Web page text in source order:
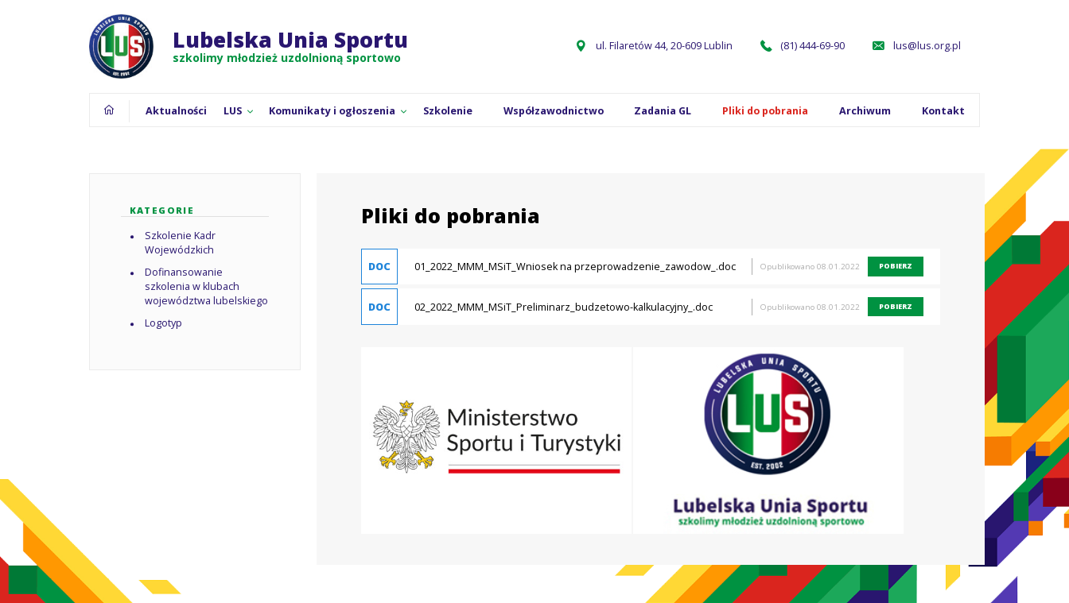
Lubelska Unia Sportu
szkolimy młodzież uzdolnioną sportowo
ul. Filaretów 44, 20-609 Lublin (81) 444-69-90 lus@lus.org.pl
Aktualności LUS Komunikaty i ogłoszenia Szkolenie Współzawodnictwo Zadania GL Pliki do pobrania Archiwum Kontakt
KATEGORIE
Szkolenie Kadr
Wojewódzkich
Dofinansowanie
szkolenia w klubach
województwa lubelskiego
Logotyp
Pliki do pobrania
DOC 01_2022_MMM_MSiT_Wniosek na przeprowadzenie_zawodow_.doc Opublikowano 08.01.2022 POBIERZ
DOC 02_2022_MMM_MSiT_Preliminarz_budzetowo-kalkulacyjny_.doc Opublikowano 08.01.2022 POBIERZ